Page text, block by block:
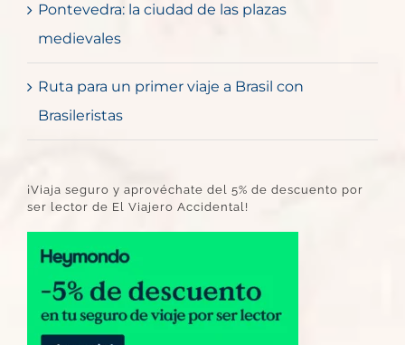
Pontevedra: la ciudad de las plazas
medievales
Ruta para un primer viaje a Brasil con
Brasileristas
¡Viaja seguro y aprovéchate del 5% de descuento por
ser lector de El Viajero Accidental!